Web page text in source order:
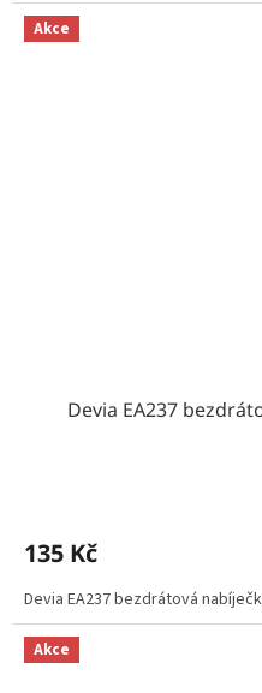
Akce
Devia EA237
135 Kč
Devia EA237 bezdrátová
Akce